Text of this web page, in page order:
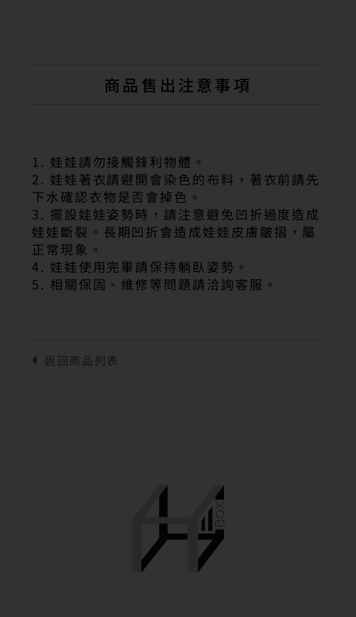
商品售出注意事項
1. 娃娃請勿接觸鋒利物體。
2. 娃娃著衣請避開會染色的布料，著衣前請先
下水確認衣物是否會掉色。
3. 擺設娃娃姿勢時，請注意避免凹折過度造成
娃娃斷裂。長期凹折會造成娃娃皮膚皺摺，屬
正常現象。
4. 娃娃使用完畢請保持躺臥姿勢。
5. 相關保固、維修等問題請洽詢客服。